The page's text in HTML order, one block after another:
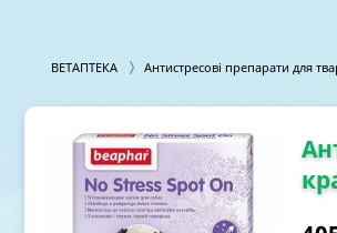
ВЕТАПТЕКА Антистресові препарати для